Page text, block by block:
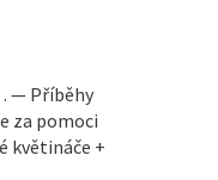
— Příběhy
za pomoci
květináče +